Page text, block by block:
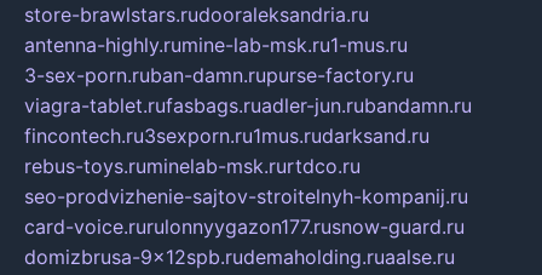
store-brawlstars.rudooraleksandria.ru
antenna-highly.rumine-lab-msk.ru1-mus.ru
3-sex-porn.ruban-damn.rupurse-factory.ru
viagra-tablet.rufasbags.ruadler-jun.rubandamn.ru
fincontech.ru3sexporn.ru1mus.rudarksand.ru
rebus-toys.ruminelab-msk.rurtdco.ru
seo-prodvizhenie-sajtov-stroitelnyh-kompanij.ru
card-voice.rurulonnyygazon177.rusnow-guard.ru
domizbrusa-9x12spb.rudemaholding.ruaalse.ru